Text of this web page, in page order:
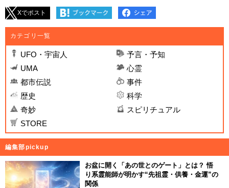
Xでポスト
カテゴリ一覧
UFO・宇宙人
予言・予知
UMA
心霊
都市伝説
事件
歴史
科学
奇妙
スピリチュアル
STORE
編集部pickup
お盆に開く「あの世とのゲート」とは？ 悟
り系霊能師が明かす“先祖霊・供養・金運”の
関係